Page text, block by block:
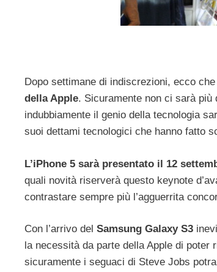
Dopo settimane di indiscrezioni, ecco
della Apple. Sicuramente non ci sarà
indubbiamente il genio della tecnologia
suoi dettami tecnologici che hanno fatto
L’iPhone 5 sarà presentato il 12
quali novità riserverà questo keynote
contrastare sempre più l’agguerrita
Con l’arrivo del Samsung Galaxy S3
la necessità da parte della Apple di poter
sicuramente i seguaci di Steve Jobs